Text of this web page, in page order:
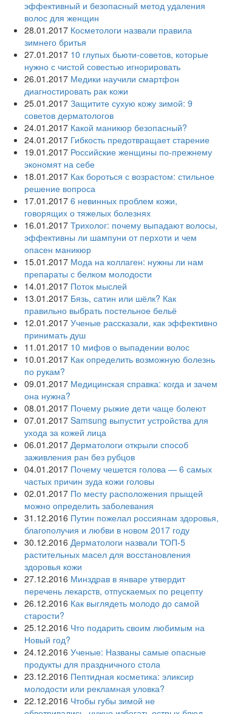
эффективный и безопасный метод удаления
волос для женщин
28.01.2017 Косметологи назвали правила
зимнего бритья
27.01.2017 10 глупых бьюти-советов, которые
нужно с чистой совестью игнорировать
26.01.2017 Медики научили смартфон
диагностировать рак кожи
25.01.2017 Защитите сухую кожу зимой: 9
советов дерматологов
24.01.2017 Какой маникюр безопасный?
24.01.2017 Гибкость предотвращает старение
19.01.2017 Российские женщины по-прежнему
экономят на себе
18.01.2017 Как бороться с возрастом: стильное
решение вопроса
17.01.2017 6 невинных проблем кожи,
говорящих о тяжелых болезнях
16.01.2017 Трихолог: почему выпадают волосы,
эффективны ли шампуни от перхоти и чем
опасен маникюр
15.01.2017 Мода на коллаген: нужны ли нам
препараты с белком молодости
14.01.2017 Поток мыслей
13.01.2017 Бязь, сатин или шёлк? Как
правильно выбрать постельное бельё
12.01.2017 Ученые рассказали, как эффективно
принимать душ
11.01.2017 10 мифов о выпадении волос
10.01.2017 Как определить возможную болезнь
по рукам?
09.01.2017 Медицинская справка: когда и зачем
она нужна?
08.01.2017 Почему рыжие дети чаще болеют
07.01.2017 Samsung выпустит устройства для
ухода за кожей лица
06.01.2017 Дерматологи открыли способ
заживления ран без рубцов
04.01.2017 Почему чешется голова — 6 самых
частых причин зуда кожи головы
02.01.2017 По месту расположения прыщей
можно определить заболевания
31.12.2016 Путин пожелал россиянам здоровья,
благополучия и любви в новом 2017 году
30.12.2016 Дерматологи назвали ТОП-5
растительных масел для восстановления
здоровья кожи
27.12.2016 Минздрав в январе утвердит
перечень лекарств, отпускаемых по рецепту
26.12.2016 Как выглядеть молодо до самой
старости?
25.12.2016 Что подарить своим любимым на
Новый год?
24.12.2016 Ученые: Названы самые опасные
продукты для праздничного стола
23.12.2016 Пептидная косметика: эликсир
молодости или рекламная уловка?
22.12.2016 Чтобы губы зимой не